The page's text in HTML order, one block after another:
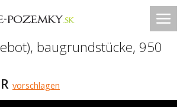
baugrundstücke, 950
vorschlagen